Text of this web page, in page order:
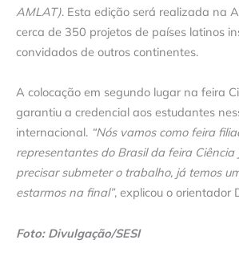
AMLAT). Esta edição será realizada na
cerca de 350 projetos de países latinos
convidados de outros continentes.
A colocação em segundo lugar na feira
garantiu a credencial aos estudantes
internacional. “Nós vamos como feira
representantes do Brasil da feira Ciência
precisar submeter o trabalho, já temos
estarmos na final”, explicou o orientador
Foto: Divulgação/SESI